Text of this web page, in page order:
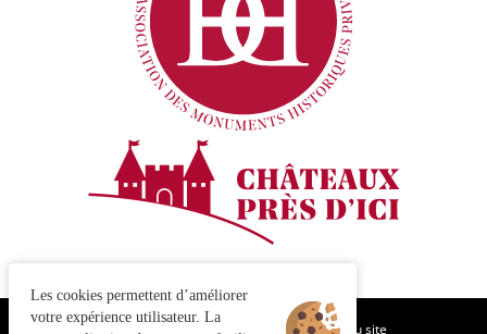
Cookies Mentions légalesPlan du site
Les cookies permettent d’améliorer
votre expérience utilisateur. La